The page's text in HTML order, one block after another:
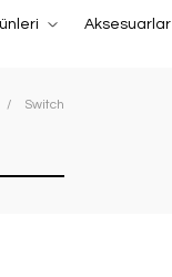
Aksesuarlar
Switch